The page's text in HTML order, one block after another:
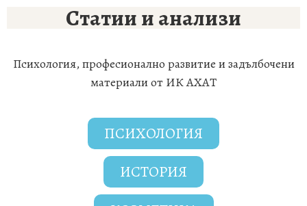
Статии и анализи
Психология, професионално развитие и задълбочени
материали от ИК АХАТ
ПСИХОЛОГИЯ
ИСТОРИЯ